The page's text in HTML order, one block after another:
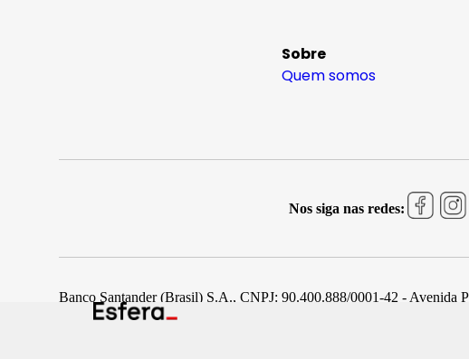
Sobre
Quem somos
Nos siga nas redes:
Banco Santander (Brasil) S.A., CNPJ: 90.400.888/0001-42 - Avenida